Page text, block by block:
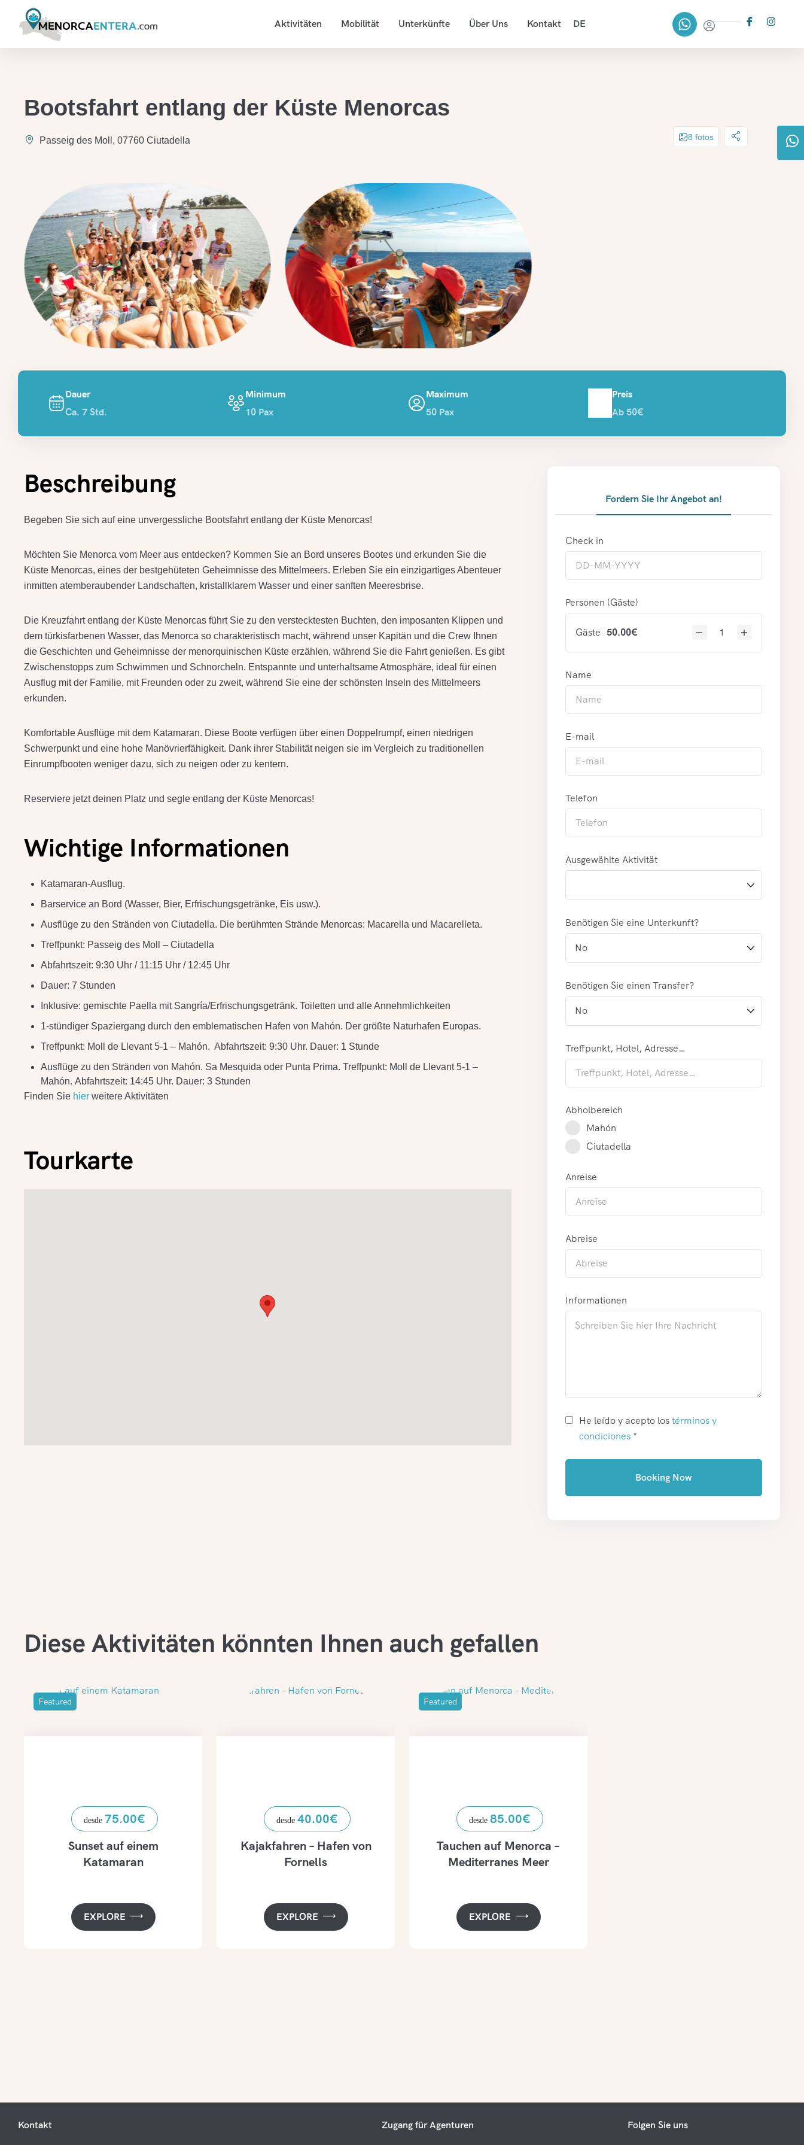
Aktivitäten Mobilität Unterkünfte Über Uns Kontakt DE
Bootsfahrt entlang der Küste Menorcas
Passeig des Moll, 07760 Ciutadella 8 fotos
Dauer
Ca. 7 Std.
Minimum
10 Pax
Maximum
50 Pax
Preis
Ab 50€
Beschreibung
Begeben Sie sich auf eine unvergessliche Bootsfahrt entlang der Küste Menorcas!
Möchten Sie Menorca vom Meer aus entdecken? Kommen Sie an Bord unseres Bootes und erkunden Sie die
Küste Menorcas, eines der bestgehüteten Geheimnisse des Mittelmeers. Erleben Sie ein einzigartiges Abenteuer
inmitten atemberaubender Landschaften, kristallklarem Wasser und einer sanften Meeresbrise.
Die Kreuzfahrt entlang der Küste Menorcas führt Sie zu den verstecktesten Buchten, den imposanten Klippen und
dem türkisfarbenen Wasser, das Menorca so charakteristisch macht, während unser Kapitän und die Crew Ihnen
die Geschichten und Geheimnisse der menorquinischen Küste erzählen, während Sie die Fahrt genießen. Es gibt
Zwischenstopps zum Schwimmen und Schnorcheln. Entspannte und unterhaltsame Atmosphäre, ideal für einen
Ausflug mit der Familie, mit Freunden oder zu zweit, während Sie eine der schönsten Inseln des Mittelmeers
erkunden.
Komfortable Ausflüge mit dem Katamaran. Diese Boote verfügen über einen Doppelrumpf, einen niedrigen
Schwerpunkt und eine hohe Manövrierfähigkeit. Dank ihrer Stabilität neigen sie im Vergleich zu traditionellen
Einrumpfbooten weniger dazu, sich zu neigen oder zu kentern.
Reserviere jetzt deinen Platz und segle entlang der Küste Menorcas!
Wichtige Informationen
Katamaran-Ausflug.
Barservice an Bord (Wasser, Bier, Erfrischungsgetränke, Eis usw.).
Ausflüge zu den Stränden von Ciutadella. Die berühmten Strände Menorcas: Macarella und Macarelleta.
Treffpunkt: Passeig des Moll – Ciutadella
Abfahrtszeit: 9:30 Uhr / 11:15 Uhr / 12:45 Uhr
Dauer: 7 Stunden
Inklusive: gemischte Paella mit Sangría/Erfrischungsgetränk. Toiletten und alle Annehmlichkeiten
1-stündiger Spaziergang durch den emblematischen Hafen von Mahón. Der größte Naturhafen Europas.
Treffpunkt: Moll de Llevant 5-1 – Mahón. Abfahrtszeit: 9:30 Uhr. Dauer: 1 Stunde
Ausflüge zu den Stränden von Mahón. Sa Mesquida oder Punta Prima. Treffpunkt: Moll de Llevant 5-1 –
Mahón. Abfahrtszeit: 14:45 Uhr. Dauer: 3 Stunden
Finden Sie hier weitere Aktivitäten
Tourkarte
Fordern Sie Ihr Angebot an!
Check in
Personen (Gäste)
Gäste 50.00€
Name
E-mail
Telefon
Ausgewählte Aktivität
Benötigen Sie eine Unterkunft?
Benötigen Sie einen Transfer?
Treffpunkt, Hotel, Adresse…
Abholbereich
Mahón
Ciutadella
Anreise
Abreise
Informationen
He leído y acepto lostérminos y
condiciones *
Booking Now
Diese Aktivitäten könnten Ihnen auch gefallen
Featured
Sunset auf einem
Katamaran
75.00€
EXPLORE
Kajakfahren – Hafen von
Fornells
40.00€
EXPLORE
Featured
Tauchen auf Menorca –
Mediterranes Meer
85.00€
EXPLORE
Kontakt Zugang für Agenturen Folgen Sie uns